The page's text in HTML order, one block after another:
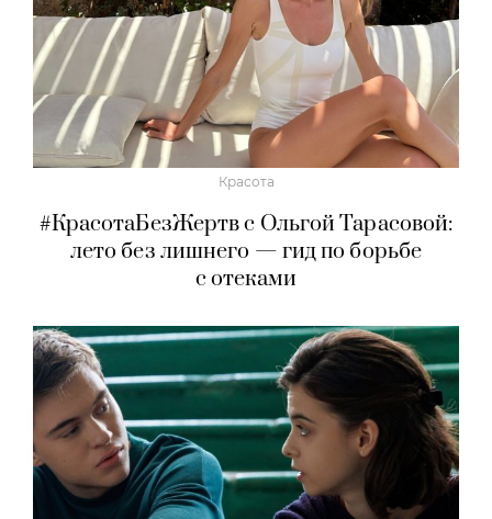
Красота
#КрасотаБезЖертв с Ольгой Тарасовой:
лето без лишнего — гид по борьбе
с отеками